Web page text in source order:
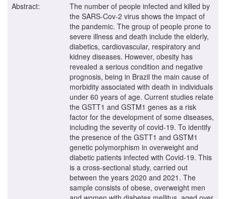
Abstract:
The number of people infected and killed by
the SARS-Cov-2 virus shows the impact of
the pandemic. The group of people prone to
severe illness and death include the elderly,
diabetics, cardiovascular, respiratory and
kidney diseases. However, obesity has
revealed a serious condition and negative
prognosis, being in Brazil the main cause of
morbidity associated with death in individuals
under 60 years of age. Current studies relate
the GSTT1 and GSTM1 genes as a risk
factor for the development of some diseases,
including the severity of covid-19. To identify
the presence of the GSTT1 and GSTM1
genetic polymorphism in overweight and
diabetic patients infected with Covid-19. This
is a cross-sectional study, carried out
between the years 2020 and 2021. The
sample consists of obese, overweight men